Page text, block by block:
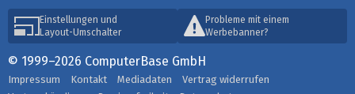
Einstellungen und
Layout-Umschalter
Probleme mit einem
Werbebanner?
© 1999–2026 ComputerBase GmbH
Impressum Kontakt Mediadaten
Vertrag widerrufen